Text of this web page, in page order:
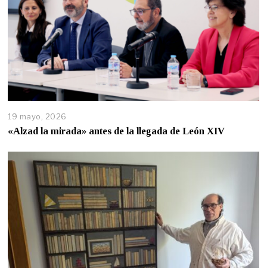
19 mayo, 2026
«Alzad la mirada» antes de la llegada de León XIV